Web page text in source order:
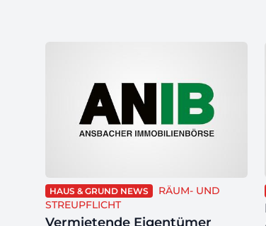
HAUS & GRUND NEWS
RÄUM- UND
STREUPFLICHT
Vermietende Eigentümer